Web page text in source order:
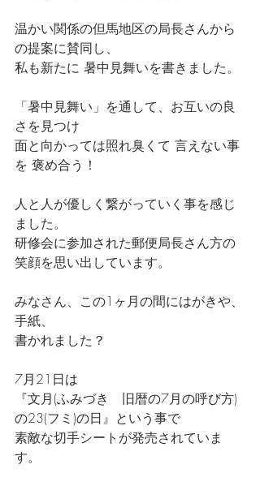
温かい関係の但馬地区の局長さんから
の提案に賛同し、
私も新たに 暑中見舞いを書きました。
「暑中見舞い」を通して、お互いの良
さを見つけ
面と向かっては照れ臭くて 言えない事
を 褒め合う！
人と人が優しく繋がっていく事を感じ
ました。
研修会に参加された郵便局長さん方の
笑顔を思い出しています。
みなさん、この1ヶ月の間にはがきや、
手紙、
書かれました？
7月21日は
『文月(ふみづき　旧暦の7月の呼び方)
の23(フミ)の日』という事で
素敵な切手シートが発売されていま
す。